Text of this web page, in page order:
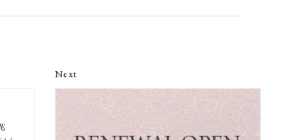
Next